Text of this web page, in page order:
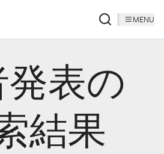
MENU
表の
結果